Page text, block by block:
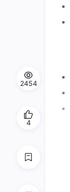
2454
4